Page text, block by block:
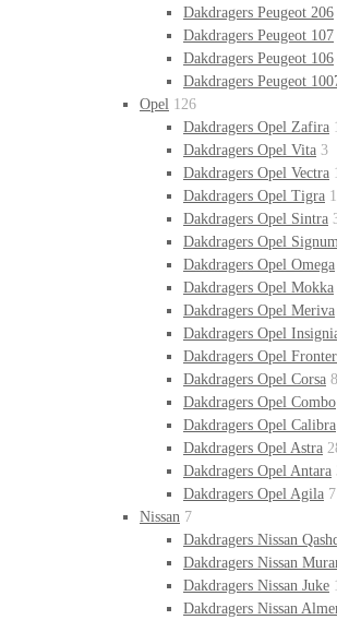
Dakdragers Peugeot 206
Dakdragers Peugeot 107
Dakdragers Peugeot 106
Dakdragers Peugeot
Opel 126
Dakdragers Opel Zafira
Dakdragers Opel Vita 3
Dakdragers Opel Vectra
Dakdragers Opel Tigra 1
Dakdragers Opel Sintra
Dakdragers Opel
Dakdragers Opel Omega
Dakdragers Opel Mokka
Dakdragers Opel Meriva
Dakdragers Opel
Dakdragers Opel
Dakdragers Opel Corsa 8
Dakdragers Opel Combo
Dakdragers Opel Calibra
Dakdragers Opel Astra
Dakdragers Opel Antara
Dakdragers Opel Agila 7
Nissan 7
Dakdragers Nissan
Dakdragers Nissan
Dakdragers Nissan Juke
Dakdragers Nissan